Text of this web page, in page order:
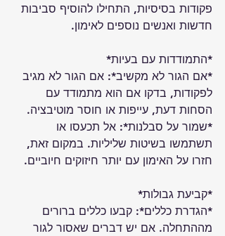
פקודות בסיסיות, התחילו להוסיף סביבות
חדשות ואנשים נוספים לאימון.
*התמודדות עם בעיות*
*אם הגור לא מקשיב*: אם הגור לא מגיב
לפקודות, בדקו אם הוא מתמודד עם
הסחות דעת, עייפות או חוסר מוטיבציה.
*שמור על סבלנות*: אל תכעסו או
תשתמשו בשיטות שליליות. במקום זאת,
חזרו על האימון עם יותר חיזוקים חיוביים.
*קביעת גבולות*
*הגדרת כללים*: קבעו כללים ברורים
מההתחלה. אם יש דברים שאסור לגור